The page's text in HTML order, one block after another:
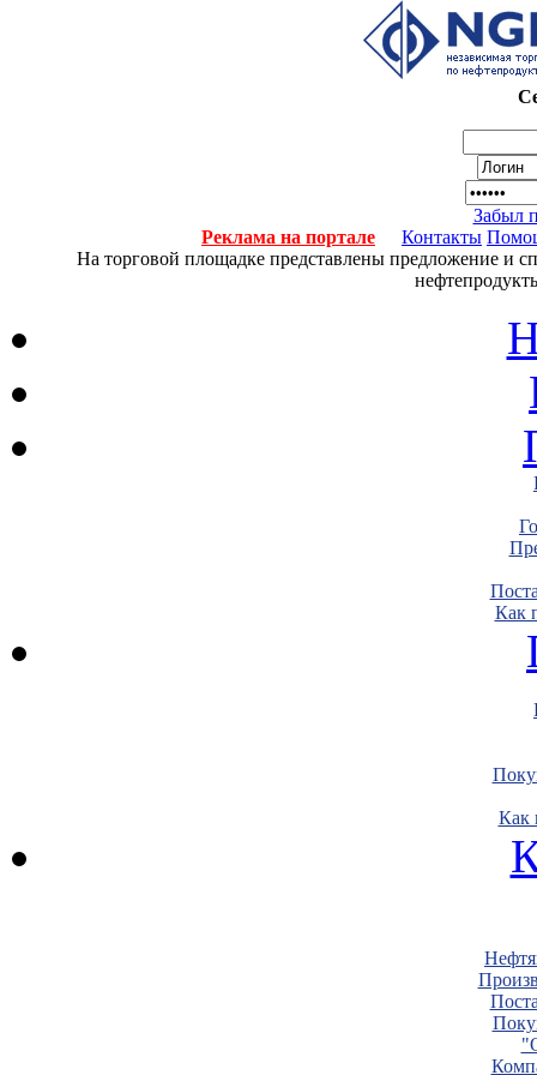
Забыл
Реклама на портале
Контакты
На торговой площадке представлены предложение и
Как
Как